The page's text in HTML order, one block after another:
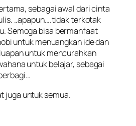
sebagai awal dari cinta
..apapun….tidak terkotak
Semoga bisa bermanfaat
untuk menuangkan ide dan
untuk mencurahkan
untuk belajar, sebagai
juga untuk semua.